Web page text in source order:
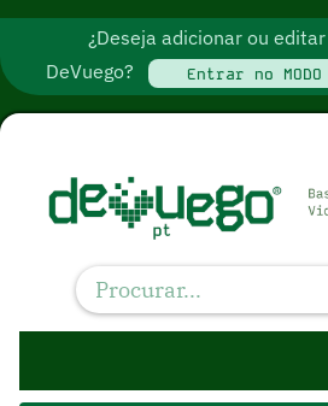
¿Deseja adicionar ou
DeVuego?
Entrar no